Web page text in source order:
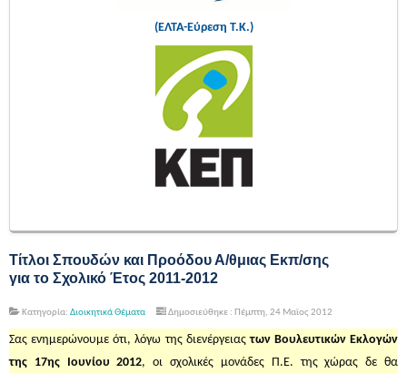
(ΕΛΤΑ-Εύρεση Τ.Κ.)
Τίτλοι Σπουδών και Προόδου Α/θμιας Εκπ/σης
για το Σχολικό Έτος 2011-2012
Κατηγορία: Διοικητικά Θέματα Δημοσιεύθηκε : Πέμπτη, 24 Μαϊος 2012
Σας ενημερώνουμε ότι, λόγω της διενέργειαςτων Βουλευτικών Εκλογών
της 17ης Ιουνίου 2012, οι σχολικές μονάδες Π.Ε. της χώρας δε θα